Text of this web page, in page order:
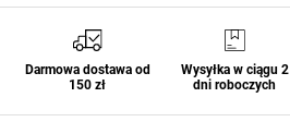
Darmowa dostawa od
150 zł
Wysyłka w ciągu 2
dni roboczych